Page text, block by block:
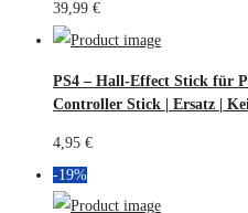
39,99 €
PS4 – Hall-Effect Stick für
Controller Stick | Ersatz |
4,95 €
-19%